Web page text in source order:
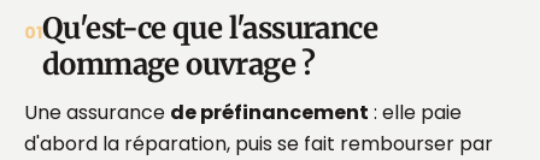
01Qu'est-ce que l'assurance
dommage ouvrage ?
Une assurance de préfinancement : elle paie
d'abord la réparation, puis se fait rembourser par